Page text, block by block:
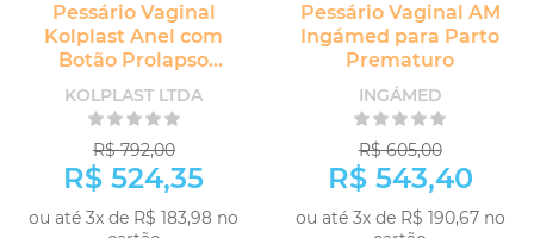
Pessário Vaginal
Kolplast Anel com
Botão Prolapso
Uterino
KOLPLAST LTDA
R$ 792,00
R$ 524,35
ou até 3x de R$ 183,98 no
Pessário Vaginal AM
Ingámed para Parto
Prematuro
INGÁMED
R$ 605,00
R$ 543,40
ou até 3x de R$ 190,67 no